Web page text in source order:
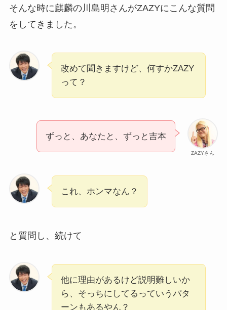
そんな時に麒麟の川島明さんがZAZYにこんな質問
をしてきました。
改めて聞きますけど、何すかZAZY
って？
ZAZYさん
ずっと、あなたと、ずっと吉本
これ、ホンマなん？
と質問し、続けて
他に理由があるけど説明難しいか
ら、そっちにしてるっていうパタ
ーンもあるやん？